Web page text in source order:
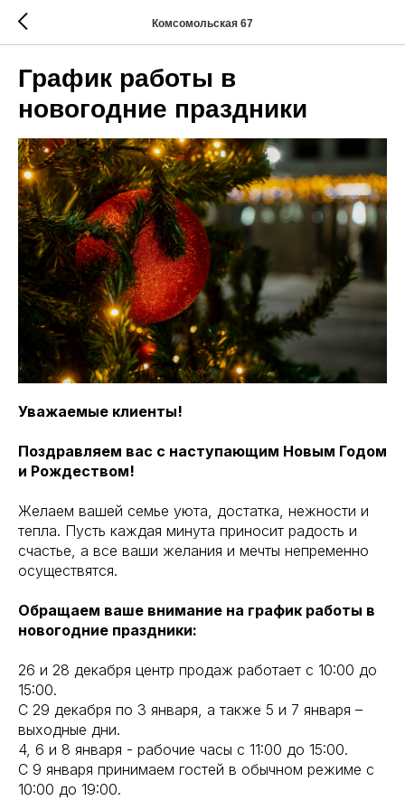
Комсомольская 67
График работы в
новогодние праздники
Уважаемые клиенты!
Поздравляем вас с наступающим Новым Годом
и Рождеством!
Желаем вашей семье уюта, достатка, нежности и
тепла. Пусть каждая минута приносит радость и
счастье, а все ваши желания и мечты непременно
осуществятся.
Обращаем ваше внимание на график работы в
новогодние праздники:
26 и 28 декабря центр продаж работает с 10:00 до
15:00.
С 29 декабря по 3 января, а также 5 и 7 января –
выходные дни.
4, 6 и 8 января - рабочие часы с 11:00 до 15:00.
С 9 января принимаем гостей в обычном режиме с
10:00 до 19:00.